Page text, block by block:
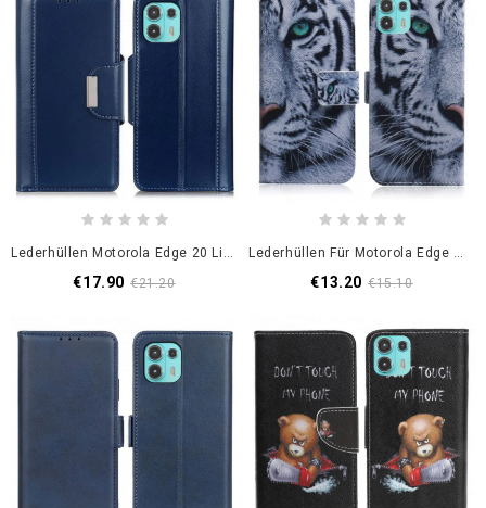
Lederhüllen Motorola Edge 20 Lite Silberner Verschluss Aus Kunstleder
€17.90 €21.20
Lederhüllen Für Motorola Edge 20 Lite Tigergesicht
€13.20 €15.10